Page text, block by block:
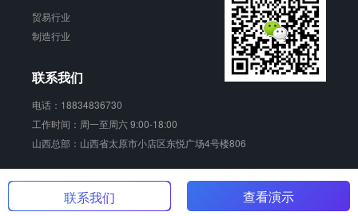
贸易行业
制造行业
联系我们
电话：18834836730
工作时间：周一至周六 9:00-18:00
山西总部：山西省太原市小店区东悦广场4号楼806
销动云 版权所有
联系我们 查看演示